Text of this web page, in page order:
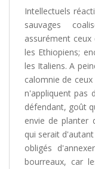
Intellectuels
sauvages
assurément
les Ethiopiens;
les Italiens. A
calomnie de
n'appliquent pas
défendant, goût
envie de planter
qui serait
obligés
bourreaux, car